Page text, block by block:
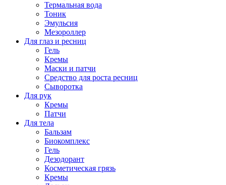
Термальная вода
Тоник
Эмульсия
Мезороллер
Для глаз и ресниц
Гель
Кремы
Маски и патчи
Средство для роста ресниц
Сыворотка
Для рук
Кремы
Патчи
Для тела
Бальзам
Биокомплекс
Гель
Дезодорант
Косметическая грязь
Кремы